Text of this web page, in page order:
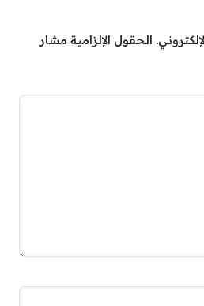
الحقول الإلزامية مشار